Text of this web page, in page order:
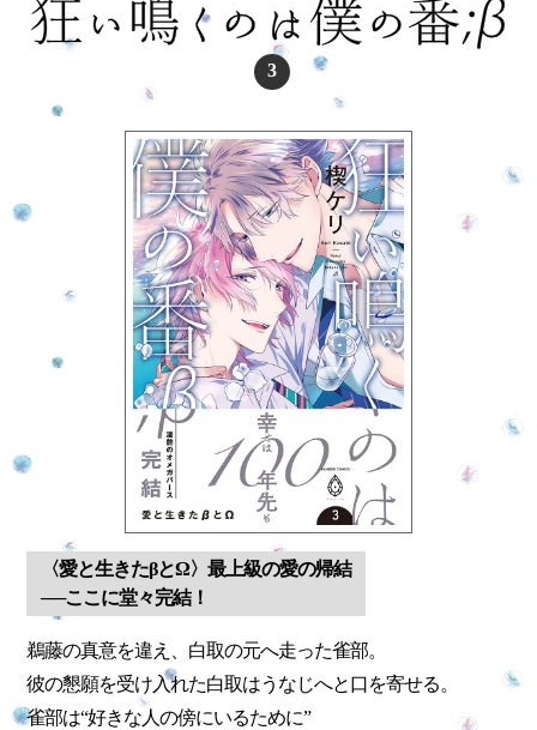
3
〈愛と生きたβとΩ〉最上級の愛の帰結
──ここに堂々完結！
鵜藤の真意を違え、白取の元へ走った雀部。
彼の懇願を受け入れた白取はうなじへと口を寄せる。
雀部は“好きな人の傍にいるために”